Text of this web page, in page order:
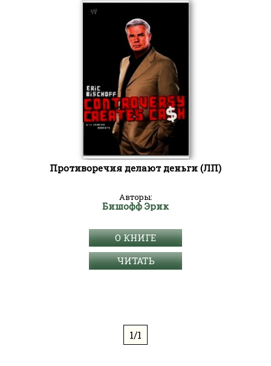
Противоречия делают деньги (ЛП)
Авторы:
Бишофф Эрик
О КНИГЕ
ЧИТАТЬ
1/1